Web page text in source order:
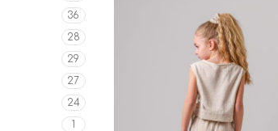
36
28
29
27
24
1